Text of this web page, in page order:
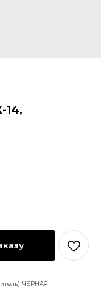
14,
ЧЕРНАЯ